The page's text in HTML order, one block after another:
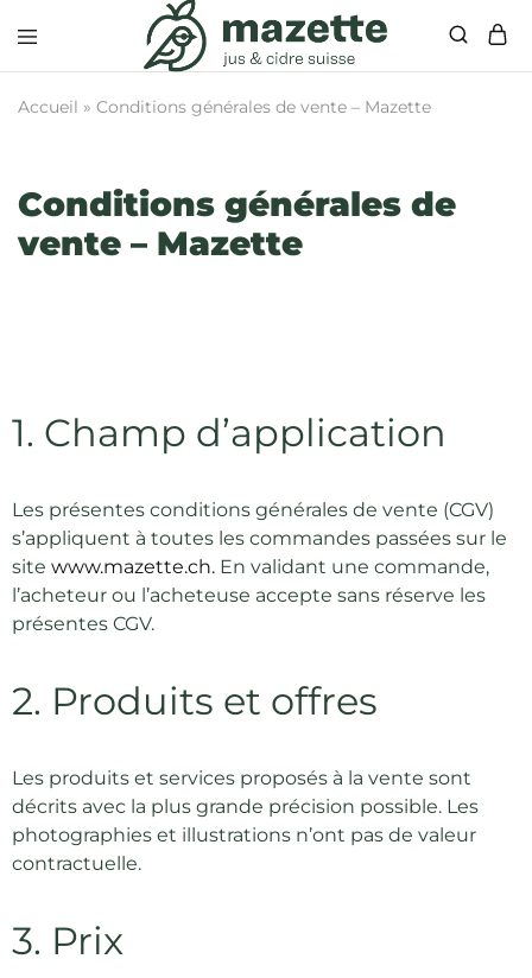
suisse
Accueil » Conditions générales de vente – Mazette
Conditions générales de
vente – Mazette
1. Champ d’application
Les présentes conditions générales de vente (CGV)
s’appliquent à toutes les commandes passées sur le
site www.mazette.ch. En validant une commande,
l’acheteur ou l’acheteuse accepte sans réserve les
présentes CGV.
2. Produits et offres
Les produits et services proposés à la vente sont
décrits avec la plus grande précision possible. Les
photographies et illustrations n’ont pas de valeur
contractuelle.
3. Prix